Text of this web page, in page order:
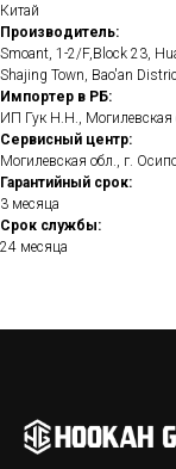
Китай
Производитель:
Smoant, 1-2/F,Block 23,
Shajing Town, Bao'an
Импортер в РБ:
ИП Гук Н.Н., Могилевская
Сервисный центр:
Могилевская обл., г.
Гарантийный срок:
3 месяца
Срок службы:
24 месяца